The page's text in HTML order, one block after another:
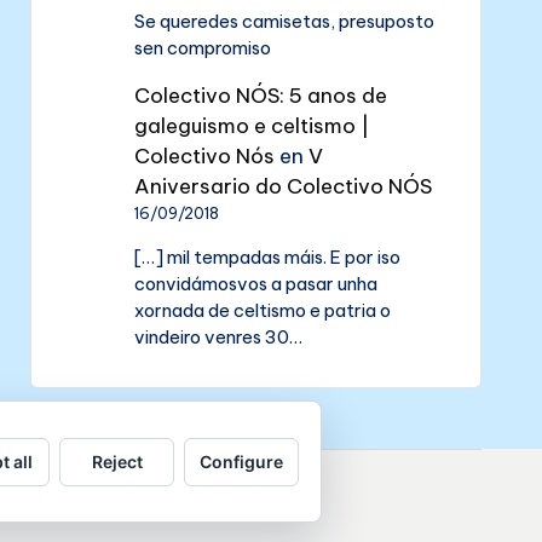
Se queredes camisetas, presuposto
sen compromiso
Colectivo NÓS: 5 anos de
galeguismo e celtismo |
Colectivo Nós enV
Aniversario do Colectivo NÓS
16/09/2018
[…] mil tempadas máis. E por iso
convidámosvos a pasar unha
xornada de celtismo e patria o
vindeiro venres 30…
all Reject Configure